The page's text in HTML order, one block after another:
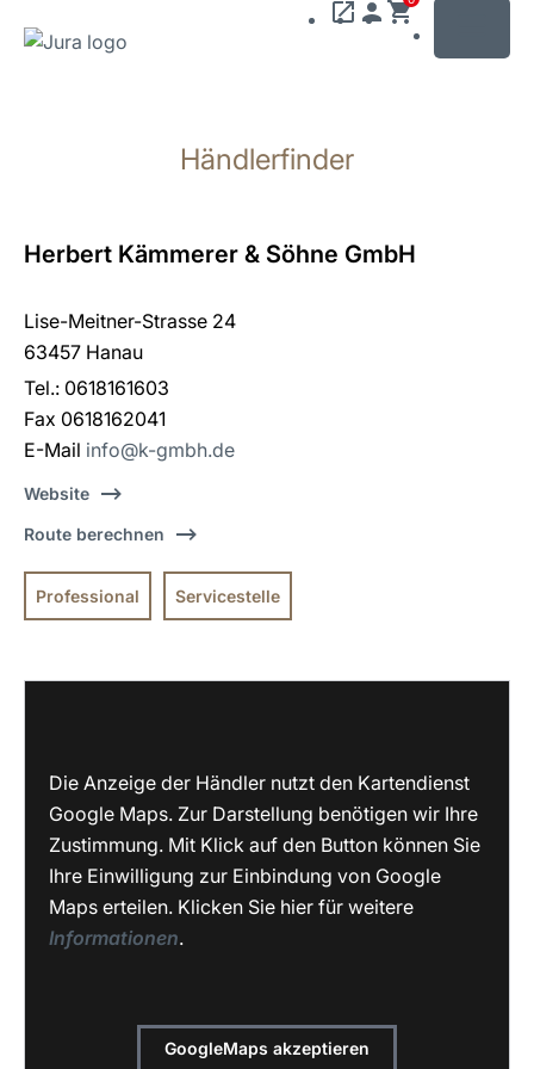
wechseln
Händlerfinder
Herbert Kämmerer & Söhne GmbH
Lise-Meitner-Strasse 24
63457 Hanau
Tel.: 0618161603
Fax 0618162041
E-Mail info@k-gmbh.de
Website
Route berechnen
Professional Servicestelle
Die Anzeige der Händler nutzt den Kartendienst
Google Maps. Zur Darstellung benötigen wir Ihre
Zustimmung. Mit Klick auf den Button können Sie
Ihre Einwilligung zur Einbindung von Google
Maps erteilen. Klicken Sie hier für weitere
Informationen.
GoogleMaps akzeptieren